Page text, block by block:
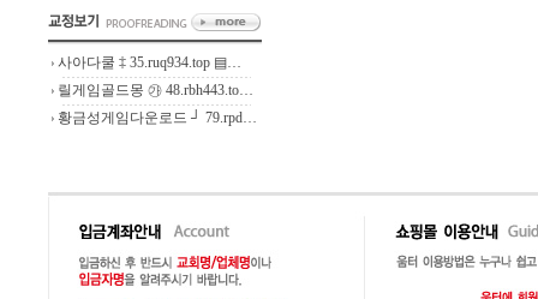
사아다쿨 ‡ 35.ruq934.top ▤…
릴게임골드몽 ㉮ 48.rbh443.to…
황금성게임다운로드 ┘ 79.rpd…